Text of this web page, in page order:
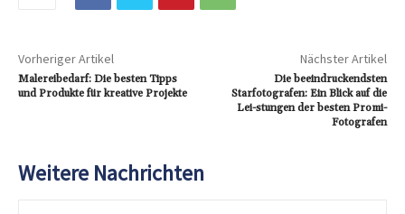
Vorheriger Artikel
Malereibedarf: Die besten Tipps
und Produkte für kreative Projekte
Nächster Artikel
Die beeindruckendsten
Starfotografen: Ein Blick auf die
Lei-stungen der besten Promi-
Fotografen
Weitere Nachrichten